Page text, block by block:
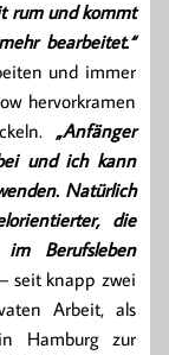
rum und kommt
bearbeitet.“
und immer
hervorkramen
„Anfänger
und ich kann
Natürlich
die
Berufsleben
seit knapp zwei
Arbeit, als
Hamburg zur